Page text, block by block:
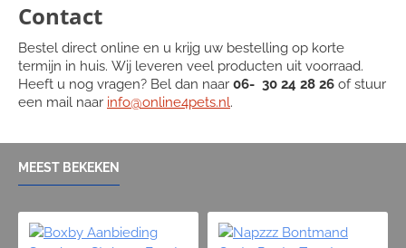
Contact
Bestel direct online en u krijg uw bestelling op korte
termijn in huis. Wij leveren veel producten uit voorraad.
Heeft u nog vragen? Bel dan naar 06- 30 24 28 26 of stuur
een mail naar info@online4pets.nl.
MEEST BEKEKEN